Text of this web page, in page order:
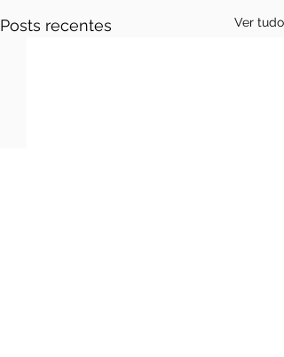
Posts recentes Ver tudo